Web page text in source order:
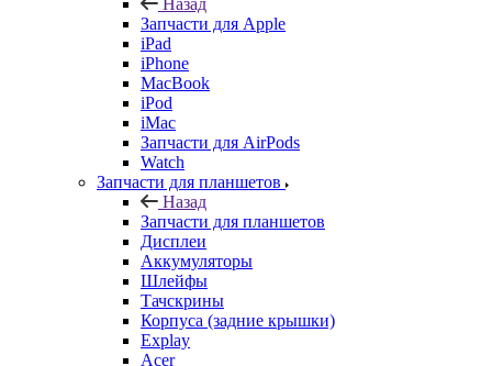
Назад
Запчасти для Apple
iPad
iPhone
MacBook
iPod
iMac
Запчасти для AirPods
Watch
Запчасти для планшетов
Назад
Запчасти для планшетов
Дисплеи
Аккумуляторы
Шлейфы
Тачскрины
Корпуса (задние крышки)
Explay
Acer